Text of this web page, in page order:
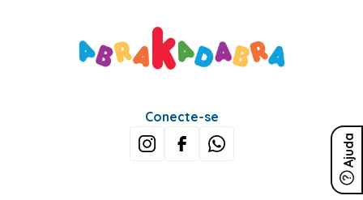
Ajuda
Conecte-se